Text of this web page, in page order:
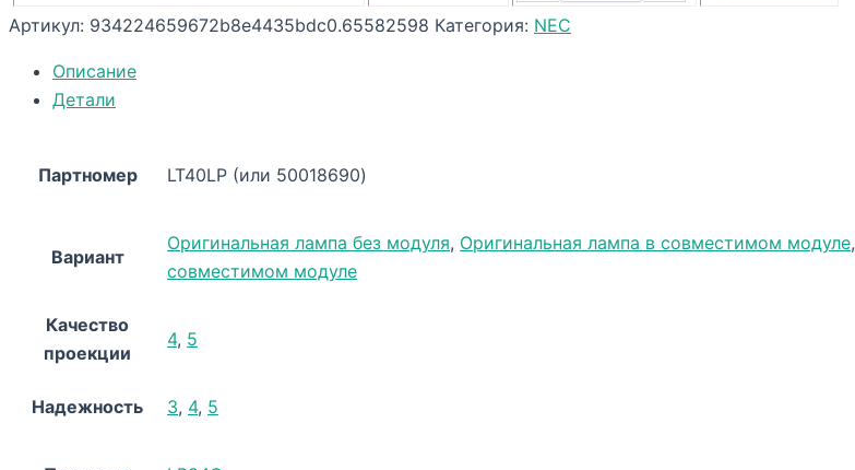
Артикул: 934224659672b8e4435bdc0.65582598 Категория: NEC
Описание
Детали
Партномер LT40LP (или 50018690)
Вариант
Оригинальная лампа без модуля, Оригинальная лампа в совместимом модуле,
совместимом модуле
Качество
проекции
4, 5
Надежность 3, 4, 5